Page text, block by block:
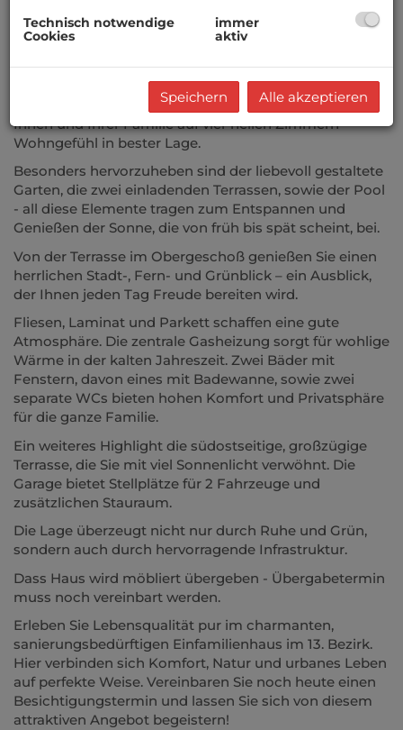
großzügigen Garten umgeben und Sie können einen
tollen Ausblick bis ins Zentrum Wiens genießen.
Das Einfamilienhaus bietet mit 150 m² Wohnfläche
Ihnen und Ihrer Familie auf vier hellen Zimmern
Wohngefühl in bester Lage.
Besonders hervorzuheben sind der liebevoll gestaltete
Garten, die zwei einladenden Terrassen, sowie der Pool
- all diese Elemente tragen zum Entspannen und
Genießen der Sonne, die von früh bis spät scheint, bei.
Von der Terrasse im Obergeschoß genießen Sie einen
herrlichen Stadt-, Fern- und Grünblick – ein Ausblick,
der Ihnen jeden Tag Freude bereiten wird.
Fliesen, Laminat und Parkett schaffen eine gute
Atmosphäre. Die zentrale Gasheizung sorgt für wohlige
Wärme in der kalten Jahreszeit. Zwei Bäder mit
Fenstern, davon eines mit Badewanne, sowie zwei
separate WCs bieten hohen Komfort und Privatsphäre
für die ganze Familie.
Ein weiteres Highlight die südostseitige, großzügige
Terrasse, die Sie mit viel Sonnenlicht verwöhnt. Die
Garage bietet Stellplätze für 2 Fahrzeuge und
zusätzlichen Stauraum.
Die Lage überzeugt nicht nur durch Ruhe und Grün,
sondern auch durch hervorragende Infrastruktur.
Dass Haus wird möbliert übergeben - Übergabetermin
muss noch vereinbart werden.
Erleben Sie Lebensqualität pur im charmanten,
sanierungsbedürftigen Einfamilienhaus im 13. Bezirk.
Hier verbinden sich Komfort, Natur und urbanes Leben
auf perfekte Weise. Vereinbaren Sie noch heute einen
Besichtigungstermin und lassen Sie sich von diesem
attraktiven Angebot begeistern!
Technisch notwendige
Cookies
immer
aktiv
Speichern Alle akzeptieren